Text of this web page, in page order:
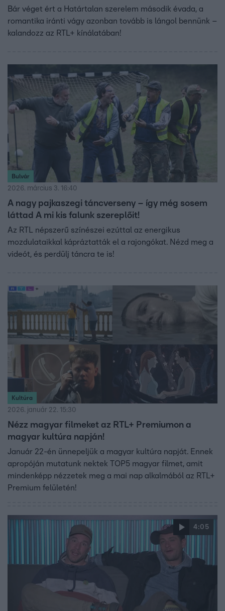
Bár véget ért a Határtalan szerelem második évada, a
romantika iránti vágy azonban tovább is lángol bennünk –
kalandozz az RTL+ kínálatában!
Bulvár
2026. március 3. 16:40
A nagy pajkaszegi táncverseny – így még sosem
láttad A mi kis falunk szereplőit!
Az RTL népszerű színészei ezúttal az energikus
mozdulataikkal kápráztatták el a rajongókat. Nézd meg a
videót, és perdülj táncra te is!
Kultúra
2026. január 22. 15:30
Nézz magyar filmeket az RTL+ Premiumon a
magyar kultúra napján!
Január 22-én ünnepeljük a magyar kultúra napját. Ennek
apropóján mutatunk nektek TOP5 magyar filmet, amit
mindenképp nézzetek meg a mai nap alkalmából az RTL+
Premium felületén!
4:05